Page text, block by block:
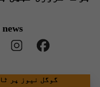
گوگل نیوز پر